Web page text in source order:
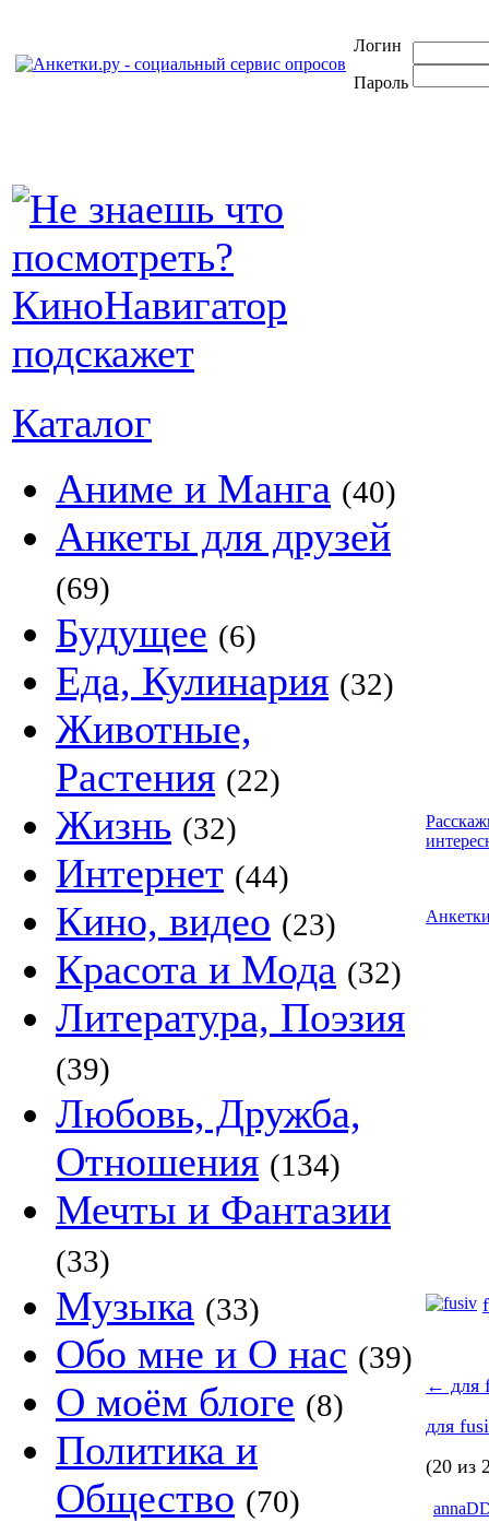
Логин
Пароль
Каталог
Аниме и Манга (40)
Анкеты для друзей
(69)
Будущее (6)
Еда, Кулинария (32)
Животные,
Растения (22)
Жизнь (32)
Интернет (44)
Кино, видео (23)
Красота и Мода (32)
Литература, Поэзия
(39)
Любовь, Дружба,
Отношения (134)
Мечты и Фантазии
(33)
Музыка (33)
Обо мне и О нас (39)
О моём блоге (8)
Политика и
Общество (70)
← для
для
(20 из